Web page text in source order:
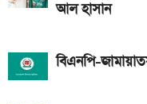
দেশে আজ একভরি ২১
আল হাসান
বিএনপি-